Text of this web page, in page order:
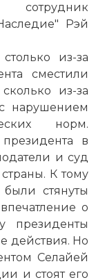
сотрудник
Рэй
из-за
сместили
из-за
нарушением
норм.
в
и суд
К тому
стянуты
о
президенты
действия. Но
Селайей
и стоят его